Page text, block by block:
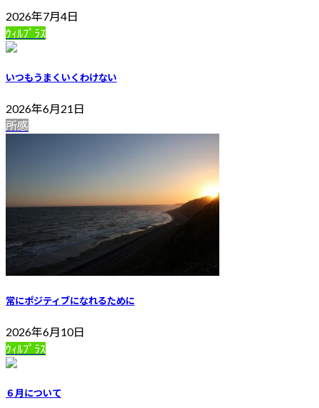
2026年7月4日
ｳｨﾙﾌﾟﾗｽ
いつもうまくいくわけない
2026年6月21日
所感
常にポジティブになれるために
2026年6月10日
ｳｨﾙﾌﾟﾗｽ
６月について